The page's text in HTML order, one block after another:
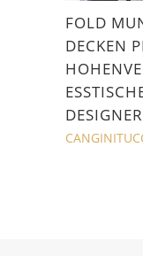
FOLD
DECKEN